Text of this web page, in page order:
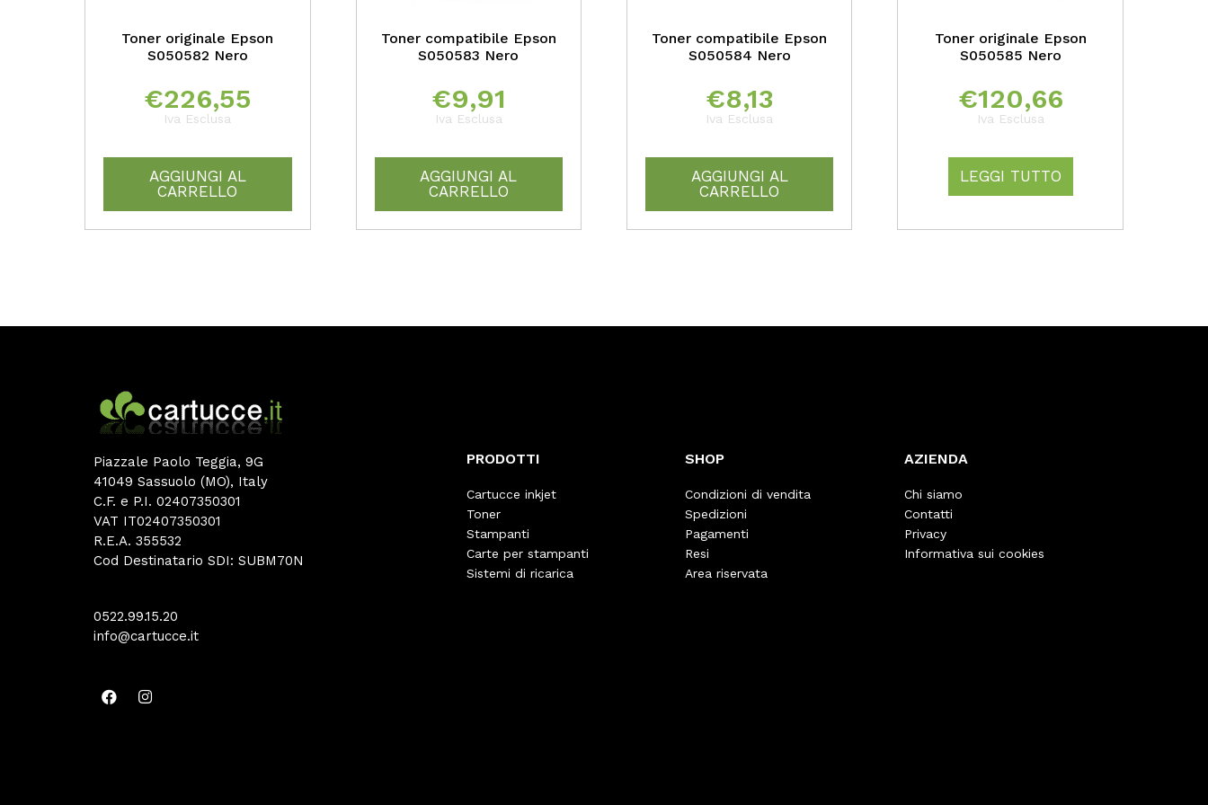
Toner originale Epson
S050582 Nero
€226,55
Iva Esclusa
AGGIUNGI AL
CARRELLO
Toner compatibile Epson
S050583 Nero
€9,91
Iva Esclusa
AGGIUNGI AL
CARRELLO
Toner compatibile Epson
S050584 Nero
€8,13
Iva Esclusa
AGGIUNGI AL
CARRELLO
Toner originale Epson
S050585 Nero
€120,66
Iva Esclusa
LEGGI TUTTO
Piazzale Paolo Teggia, 9G
41049 Sassuolo (MO), Italy
C.F. e P.I. 02407350301
VAT IT02407350301
R.E.A. 355532
Cod Destinatario SDI: SUBM70N
0522.99.15.20
info@cartucce.it
PRODOTTI
Cartucce inkjet
Toner
Stampanti
Carte per stampanti
Sistemi di ricarica
SHOP
Condizioni di vendita
Spedizioni
Pagamenti
Resi
Area riservata
AZIENDA
Chi siamo
Contatti
Privacy
Informativa sui cookies